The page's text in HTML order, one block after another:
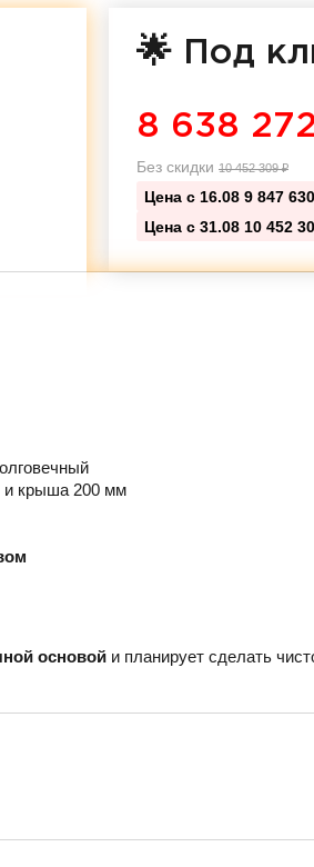
🌟 Под
8 638 272
Без скидки 10 452 309₽
Цена с 16.08 9 847
Цена с 31.08 10 452
и крыша 200 мм
основой и планирует сделать